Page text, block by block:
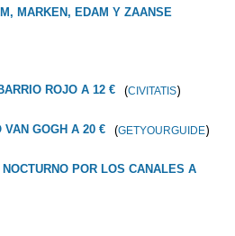
MARKEN, EDAM Y ZAANSE
ROJO A 12 € (CIVITATIS)
GOGH A 20 € (GETYOURGUIDE)
POR LOS CANALES A